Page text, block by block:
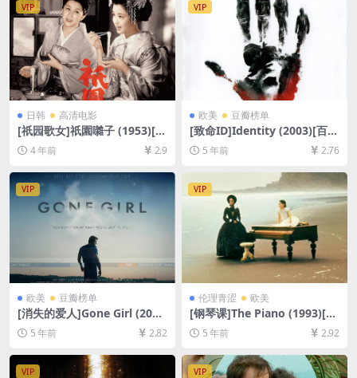
VIP
日韩 高清电影
[祇园歌女]祇園囃子 (1953)[百
度网盘+迅雷云盘资源1080P
超清未删减][MP4/3.7GB][中
文字幕]
4 年前 2.9
VIP
欧美 豆瓣榜单
[致命ID]Identity (2003)[百度
网盘+迅雷云盘资源1080P超
清未删减][MP4/5.7GB][中英
字幕]
5 年前 2.76
VIP
欧美 豆瓣榜单
[消失的爱人]Gone Girl (201
4)[百度网盘+迅雷云盘资源10
80P超清未删减][MP4/9.5GB]
[中英字幕]
5 年前 2.82
VIP
伦理青涩 欧美
[钢琴课]The Piano (1993)[百
度网盘+迅雷云盘资源1080P
超清未删减][MP4/6.7GB][中
英字幕]【视频文件+防和谐压
缩包（含解压密码）】
5 年前 2.92
VIP VIP